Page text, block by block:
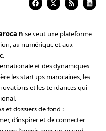
se veut une plateforme
au numérique et aux
et des dynamiques
les startups marocaines, les
et les tendances qui
et dossiers de fond :
d’inspirer et de connecter